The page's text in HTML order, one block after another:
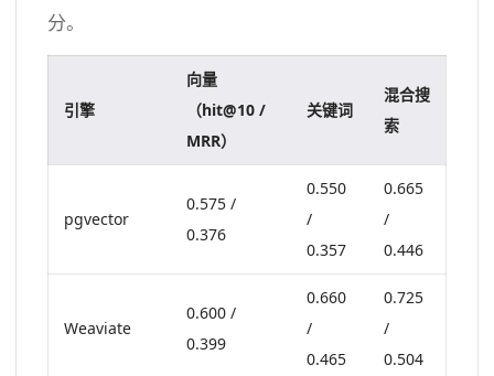
分。
引擎
向量
（hit@10 /
MRR）
关键词
混合搜
索
pgvector
0.575 /
0.376
0.550
/
0.357
0.665
/
0.446
Weaviate
0.600 /
0.399
0.660
/
0.465
0.725
/
0.504